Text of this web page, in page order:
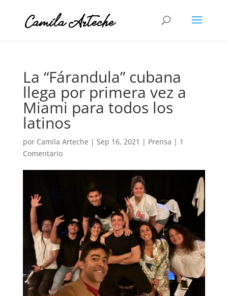
La “Fárandula” cubana
llega por primera vez a
Miami para todos los
latinos
por Camila Arteche | Sep 16, 2021 | Prensa | 1
Comentario